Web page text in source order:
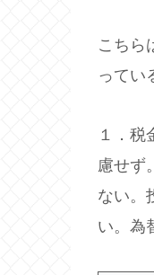
こちら
ってい
１．税
慮せず
ない。
い。為